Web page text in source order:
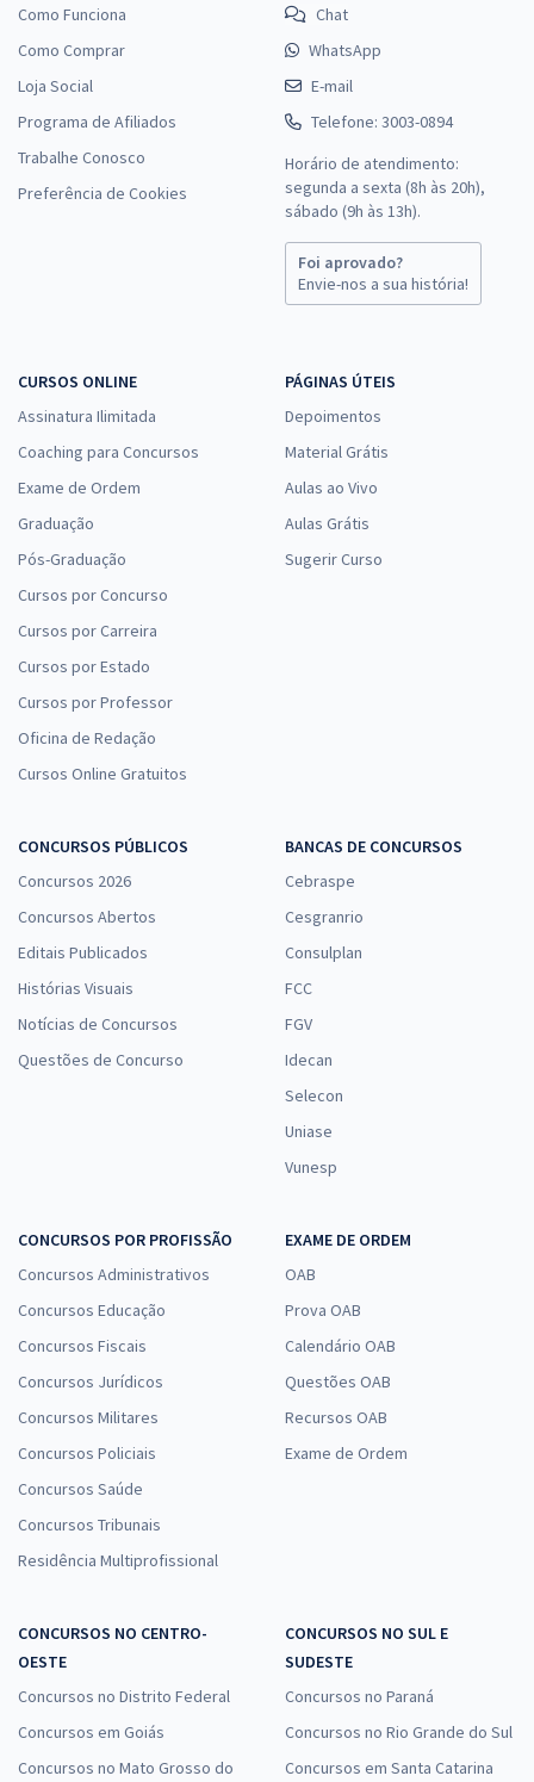
Como Funciona
Como Comprar
Loja Social
Programa de Afiliados
Trabalhe Conosco
Preferência de Cookies
Chat
WhatsApp
E-mail
Telefone: 3003-0894
Horário de atendimento:
segunda a sexta (8h às 20h),
sábado (9h às 13h).
Foi aprovado?
Envie-nos a sua história!
CURSOS ONLINE
Assinatura Ilimitada
Coaching para Concursos
Exame de Ordem
Graduação
Pós-Graduação
Cursos por Concurso
Cursos por Carreira
Cursos por Estado
Cursos por Professor
Oficina de Redação
Cursos Online Gratuitos
PÁGINAS ÚTEIS
Depoimentos
Material Grátis
Aulas ao Vivo
Aulas Grátis
Sugerir Curso
CONCURSOS PÚBLICOS
Concursos 2026
Concursos Abertos
Editais Publicados
Histórias Visuais
Notícias de Concursos
Questões de Concurso
BANCAS DE CONCURSOS
Cebraspe
Cesgranrio
Consulplan
FCC
FGV
Idecan
Selecon
Uniase
Vunesp
CONCURSOS POR PROFISSÃO
Concursos Administrativos
Concursos Educação
Concursos Fiscais
Concursos Jurídicos
Concursos Militares
Concursos Policiais
Concursos Saúde
Concursos Tribunais
Residência Multiprofissional
EXAME DE ORDEM
OAB
Prova OAB
Calendário OAB
Questões OAB
Recursos OAB
Exame de Ordem
CONCURSOS NO CENTRO-
OESTE
Concursos no Distrito Federal
Concursos em Goiás
Concursos no Mato Grosso do
CONCURSOS NO SUL E
SUDESTE
Concursos no Paraná
Concursos no Rio Grande do Sul
Concursos em Santa Catarina